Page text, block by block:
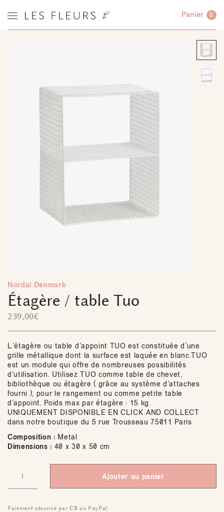
Panier 0
Nordal Denmark
Étagère / table Tuo
239,00€
L’étagère ou table d’appoint TUO est constituée d’une
grille métallique dont la surface est laquée en blanc.TUO
est un module qui offre de nombreuses possibilités
d’utilisation. Utilisez TUO comme table de chevet,
bibliothèque ou étagère ( grâce au système d’attaches
fourni ), pour le rangement ou comme petite table
d’appoint. Poids max par étagère : 15 kg.
UNIQUEMENT DISPONIBLE EN CLICK AND COLLECT
dans notre boutique du 5 rue Trousseau 75011 Paris
Composition : Metal
Dimensions : 40 x 30 x 50 cm
Ajouter au panier
Paiement sécurisé par CB ou PayPal.